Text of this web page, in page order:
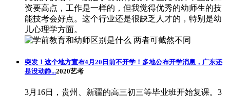
资要高点，工作是一样的，但我觉得优秀的幼师生的技
能技考会好点。这个行业还是很缺乏人才的，特别是幼
儿心理学方面。
突发！这个地方宣布4月20日前不开学！多地公布开学消息，广东还
是没动静...2020艺考
3月16日，贵州、新疆的高三初三等毕业班开始复课。3